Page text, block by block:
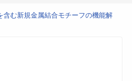
含む新規金属結合モチーフの機能解